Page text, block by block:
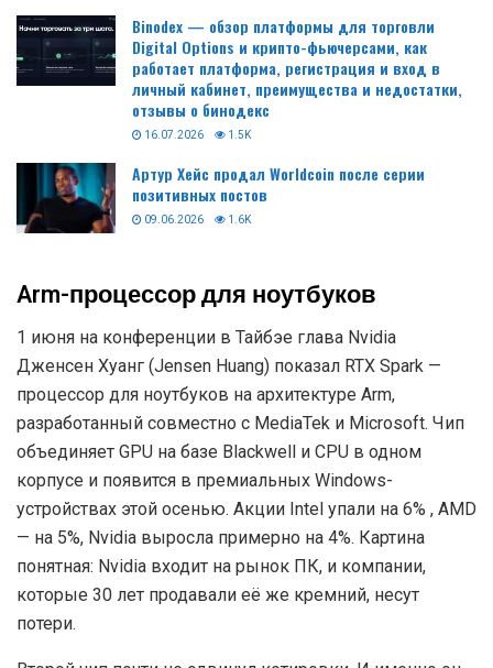
Binodex — обзор платформы для торговли
Digital Options и крипто-фьючерсами, как
работает платформа, регистрация и вход в
личный кабинет, преимущества и недостатки,
отзывы о бинодекс
16.07.2026 1.5K
Артур Хейс продал Worldcoin после серии
позитивных постов
09.06.2026 1.6K
Arm-процессор для ноутбуков
1 июня на конференции в Тайбэе глава Nvidia
Дженсен Хуанг (Jensen Huang) показал RTX Spark —
процессор для ноутбуков на архитектуре Arm,
разработанный совместно с MediaTek и Microsoft. Чип
объединяет GPU на базе Blackwell и CPU в одном
корпусе и появится в премиальных Windows-
устройствах этой осенью. Акции Intel упали на 6% , AMD
— на 5%, Nvidia выросла примерно на 4%. Картина
понятная: Nvidia входит на рынок ПК, и компании,
которые 30 лет продавали её же кремний, несут
потери.